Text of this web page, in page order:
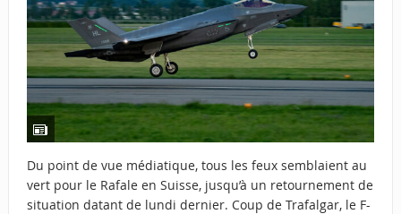
Du point de vue médiatique, tous les feux semblaient au
vert pour le Rafale en Suisse, jusqu’à un retournement de
situation datant de lundi dernier. Coup de Trafalgar, le F-